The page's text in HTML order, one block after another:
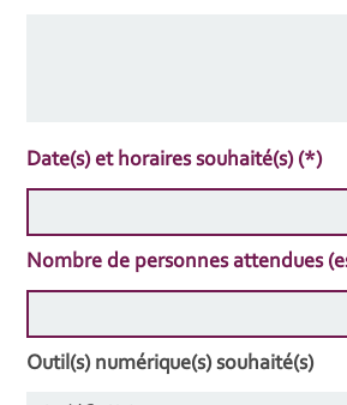
Date(s) et horaires souhaité(s) (*)
Nombre de personnes attendues
Outil(s) numérique(s) souhaité(s)